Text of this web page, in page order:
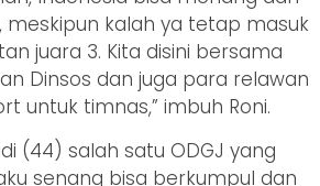
meskipun kalah ya tetap masuk
juara 3. Kita disini bersama
Dinsos dan juga para relawan
untuk timnas,” imbuh Roni.
(44) salah satu ODGJ yang
senang bisa berkumpul dan